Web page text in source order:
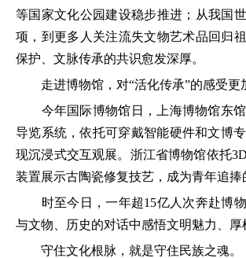
等国家文化公园建设稳步推进；从我国
项，到更多人关注流失文物艺术品回归
保护、文脉传承的共识愈发深厚。
走进博物馆，对“活化传承”的感受更
今年国际博物馆日，上海博物馆东馆
导览系统，依托可穿戴智能硬件和文博
现沉浸式交互观展。浙江省博物馆依托
装置展示古陶瓷修复技艺，成为青年追捧
时至今日，一年超15亿人次奔赴博物
与文物、历史的对话中感悟文明魅力、厚
守住文化根脉，就是守住民族之魂。